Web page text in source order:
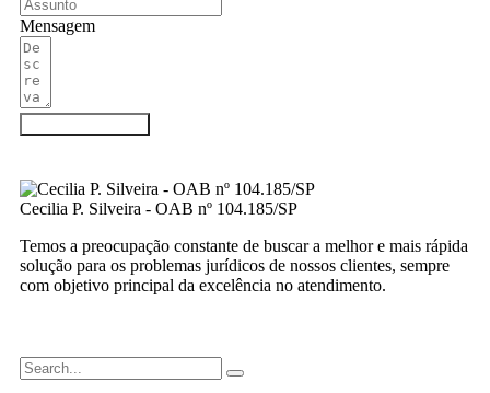
Mensagem
Cecilia P. Silveira - OAB nº 104.185/SP
Temos a preocupação constante de buscar a melhor e mais rápida
solução para os problemas jurídicos de nossos clientes, sempre
com objetivo principal da excelência no atendimento.